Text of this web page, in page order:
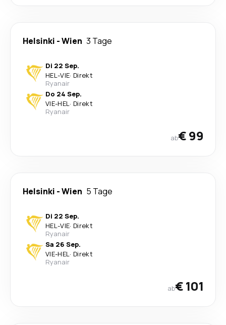
Helsinki -Wien 3 Tage
Di 22 Sep.
HEL-VIE· Direkt
Ryanair
Do 24 Sep.
VIE-HEL· Direkt
Ryanair
ab€ 99
Helsinki -Wien 5 Tage
Di 22 Sep.
HEL-VIE· Direkt
Ryanair
Sa 26 Sep.
VIE-HEL· Direkt
Ryanair
ab€ 101